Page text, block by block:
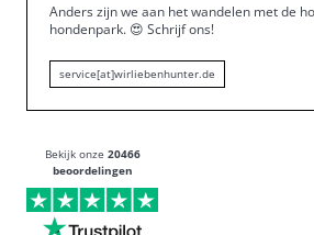
Anders zijn we aan het wandelen met de
hondenpark. 😍 Schrijf ons!
service[at]wirliebenhunter.de
Bekijk onze 20466
beoordelingen